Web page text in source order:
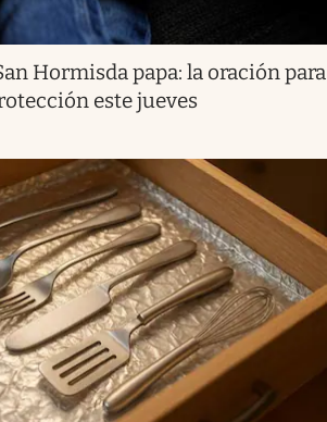
Hormisda papa: la oración para
este jueves